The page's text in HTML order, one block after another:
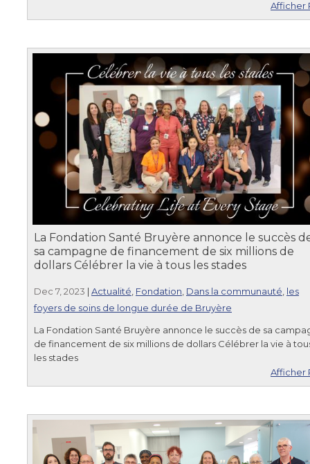
Afficher
La Fondation Santé Bruyère annonce le succès
sa campagne de financement de six millions de
dollars Célébrer la vie à tous les stades
Dec 7, 2023 | Actualité Fondation Dans la communauté les
foyers de soins de longue durée de Bruyère
La Fondation Santé Bruyère annonce le succès de sa
de financement de six millions de dollars Célébrer la vie à
les stades
Afficher